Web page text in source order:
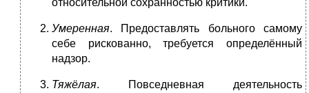
относительной сохранностью критики.
Умеренная. Предоставлять больного самому
себе рискованно, требуется определённый
надзор.
Тяжёлая. Повседневная деятельность